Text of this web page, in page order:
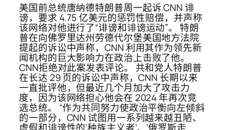
美国前总统唐纳德特朗普周一起诉 CNN 诽
谤，要求 4.75 亿美元的惩罚性赔偿，并声称
该网络对他进行了“诽谤和诽谤运动”。 特朗
普在向佛罗里达州劳德代尔堡美国地方法院
提起的诉讼中声称，CNN 利用其作为领先新
闻机构的巨大影响力在政治上击败了他。
CNN拒绝对此案发表评论。 共和党人特朗普
在长达 29 页的诉讼中声称，CNN 长期以来
一直批评他，但最近几个月加大了攻击力
度，因为该网络担心他会在 2024 年再次竞
选总统。 “作为共同努力使政治平衡向左倾斜
的一部分，CNN 试图用一系列越来越丑陋、